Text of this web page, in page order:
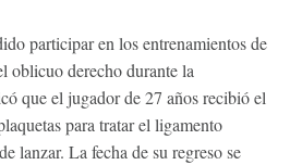
participar en los entrenamientos de
oblicuo derecho durante la
que el jugador de 27 años recibió el
para tratar el ligamento
lanzar. La fecha de su regreso se